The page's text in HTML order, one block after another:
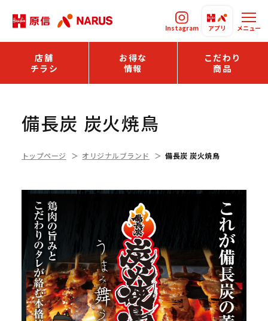
Instagram アプリ メニュー
店舗
チラシ
お得な
情報
こだわり
商品
備長炭 炭火焼鳥
トップページ オリジナルブランド 備長炭 炭火焼鳥